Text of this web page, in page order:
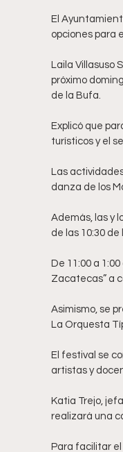
El
opciones para
Laila Villasuso
próximo
de la Bufa.
Explicó que
turísticos y el
Las
danza de los
Además, las y
de las 10:30
De 11:00 a
Zacatecas” a
Asimismo, se
La Orquesta
El festival se
artistas y
Katia Trejo,
realizará una
Para facilitar